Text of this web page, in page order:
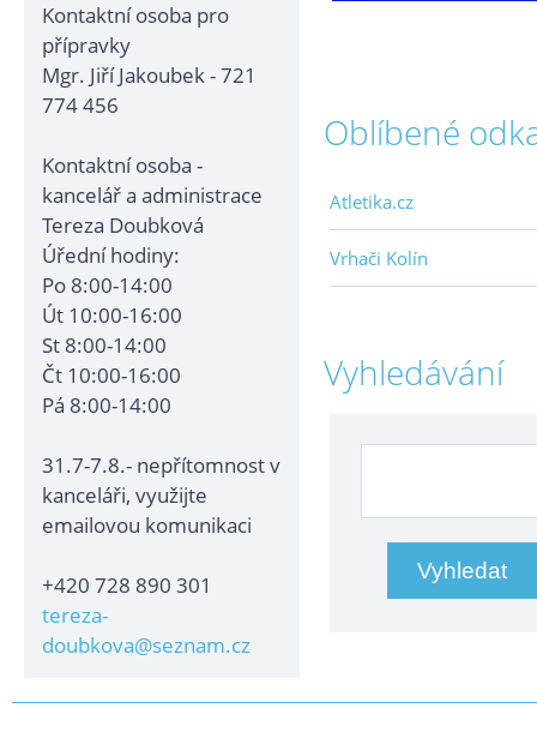
Kontaktní osoba pro
přípravky
Mgr. Jiří Jakoubek - 721
774 456
Kontaktní osoba -
kancelář a administrace
Tereza Doubková
Úřední hodiny:
Po 8:00-14:00
Út 10:00-16:00
St 8:00-14:00
Čt 10:00-16:00
Pá 8:00-14:00
31.7-7.8.- nepřítomnost v
kanceláři, využijte
emailovou komunikaci
+420 728 890 301
tereza-
doubkova@seznam.cz
Oblíbené
Atletika.cz
Vrhači Kolín
Vyhledávání